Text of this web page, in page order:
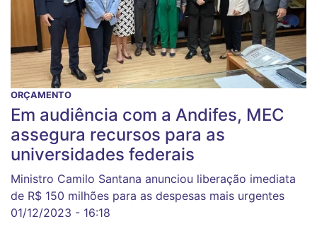
ORÇAMENTO
Em audiência com a Andifes, MEC
assegura recursos para as
universidades federais
Ministro Camilo Santana anunciou liberação imediata
de R$ 150 milhões para as despesas mais urgentes
01/12/2023 - 16:18